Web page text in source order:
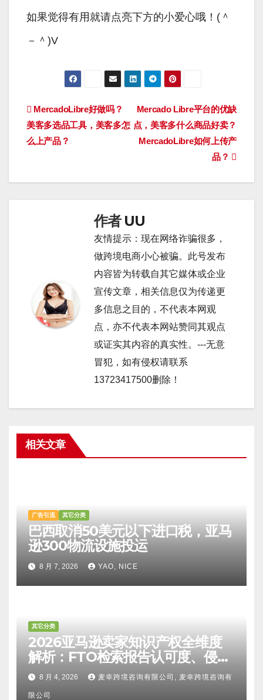
如果觉得有用就请点亮下方的小爱心哦！(＾
－＾)V
文
章
航
Mercado Libre平台的优缺
点，美客多什么商品好卖？
MercadoLibre如何上传产
品？
MercadoLibre好做吗？
美客多选品工具，美客多怎
么上产品？
作者 UU
友情提示：现在网络诈骗很多，
做跨境电商小心被骗。此号发布
内容皆为转载自其它媒体或企业
宣传文章，相关信息仅为传递更
多信息之目的，不代表本网观
点，亦不代表本网站赞同其观点
或证实其内容的真实性。---无意
冒犯，如有侵权请联系
13723417500删除！
相关文章
广告引流 其它分类
巴西取消50美元以下进口税，亚马
逊300物流设施投运
8 月 7, 2026 YAO, NICE
其它分类
2026亚马逊卖家知识产权全维度
解析：FTO检索报告认可度、侵权
比对区别、TRO应诉方法及服务商
甄选避坑全攻略
8 月 4, 2026 麦幸跨境咨询有限公司, 麦幸跨境咨询有
限公司